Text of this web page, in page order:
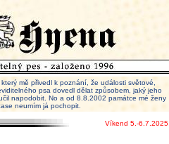
mě přivedl k poznání, že události světové,
psa dovedl dělat způsobem, jaký jeho
napodobit. No a od 8.8.2002 památce mé ženy
neumím já pochopit.
Víkend 5.-6.7.2025.